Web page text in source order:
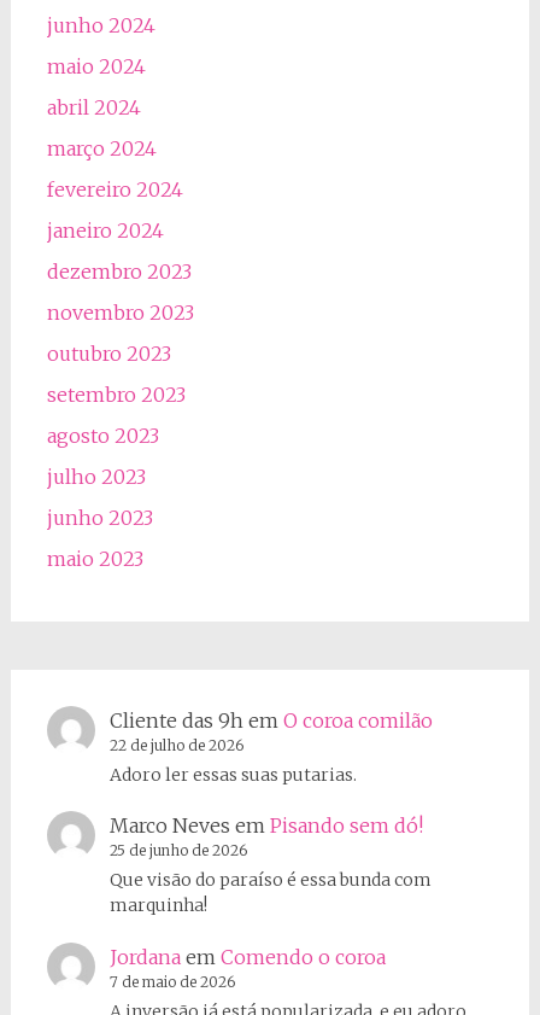
junho 2024
maio 2024
abril 2024
março 2024
fevereiro 2024
janeiro 2024
dezembro 2023
novembro 2023
outubro 2023
setembro 2023
agosto 2023
julho 2023
junho 2023
maio 2023
Cliente das 9h em O coroa comilão
22 de julho de 2026
Adoro ler essas suas putarias.
Marco Neves em Pisando sem dó!
25 de junho de 2026
Que visão do paraíso é essa bunda com
marquinha!
Jordanaem Comendo o coroa
7 de maio de 2026